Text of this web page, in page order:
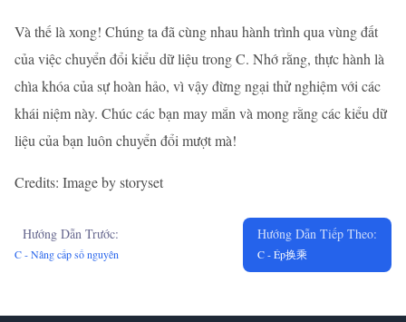
Và thế là xong! Chúng ta đã cùng nhau hành trình qua vùng đất
của việc chuyển đổi kiểu dữ liệu trong C. Nhớ rằng, thực hành là
chìa khóa của sự hoàn hảo, vì vậy đừng ngại thử nghiệm với các
khái niệm này. Chúc các bạn may mắn và mong rằng các kiểu dữ
liệu của bạn luôn chuyển đổi mượt mà!
Credits: Image by storyset
Hướng Dẫn Trước:
C - Nâng cấp số nguyên
Hướng Dẫn Tiếp Theo:
C - Ép换乘